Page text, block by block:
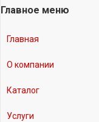
Главное меню
Главная
О компании
Каталог
Услуги